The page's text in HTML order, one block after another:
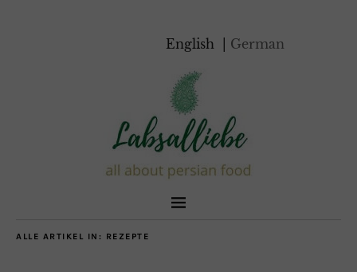
English German
ALLE ARTIKEL IN: REZEPTE